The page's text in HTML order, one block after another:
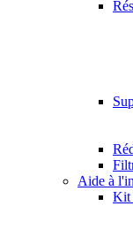
Aide à
Kit